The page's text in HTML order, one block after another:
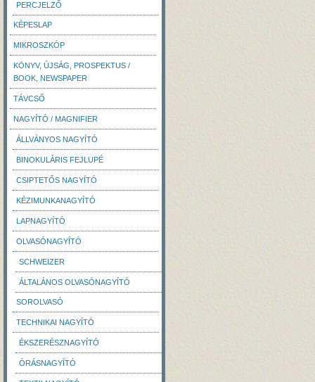
PERCJELZŐ
KÉPESLAP
MIKROSZKÓP
KÖNYV, ÚJSÁG, PROSPEKTUS /
BOOK, NEWSPAPER
TÁVCSŐ
NAGYÍTÓ / MAGNIFIER
ÁLLVÁNYOS NAGYÍTÓ
BINOKULÁRIS FEJLUPÉ
CSIPTETŐS NAGYÍTÓ
KÉZIMUNKANAGYÍTÓ
LAPNAGYÍTÓ
OLVASÓNAGYÍTÓ
SCHWEIZER
ÁLTALÁNOS OLVASÓNAGYÍTÓ
SOROLVASÓ
TECHNIKAI NAGYÍTÓ
ÉKSZERÉSZNAGYÍTÓ
ÓRÁSNAGYÍTÓ